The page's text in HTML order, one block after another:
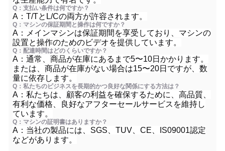
Q：支払い条件は何ですか？
A：T/TとL/Cの両方が許容されます。
Q：マシンの保証期間と操作は何ですか？
A：メインマシンは保証期間を享受しており、マシンの
設置と操作のためのビデオを提供しています。
Q：配達時間はどのくらいですか？
A：通常、商品が在庫にあるまで5〜10日かかります。
または、商品が在庫がない場合は15〜20日ですが、数
量に依存します。
Q：私たちのビジネスを長期的かつ良好な関係にする方法は？
A：私たちは、顧客の利益を確保するために、高品質、
有利な価格、良好なアフターセールサービスを維持し
ています。
Q：マシンの証明書はありますか？
A：当社の製品には、SGS、TUV、CE、IS09001認定
などがあります。